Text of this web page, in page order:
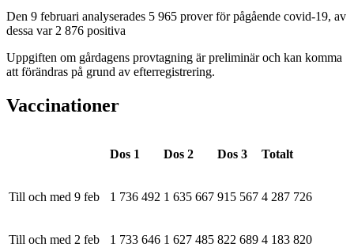
Den 9 februari analyserades 5 965 prover för pågående covid-19, av
dessa var 2 876 positiva
Uppgiften om gårdagens provtagning är preliminär och kan komma
att förändras på grund av efterregistrering.
Vaccinationer
Dos 1 Dos 2 Dos 3 Totalt
Till och med 9 feb 1 736 492 1 635 667 915 567 4 287 726
Till och med 2 feb 1 733 646 1 627 485 822 689 4 183 820